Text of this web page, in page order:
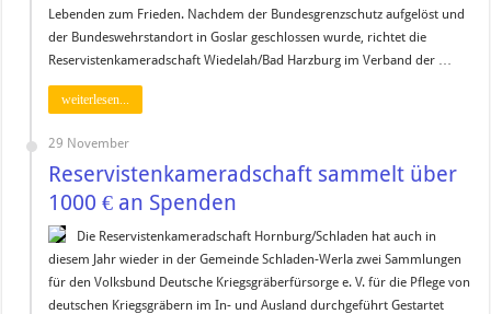
Lebenden zum Frieden. Nachdem der Bundesgrenzschutz aufgelöst und
der Bundeswehrstandort in Goslar geschlossen wurde, richtet die
Reservistenkameradschaft Wiedelah/Bad Harzburg im Verband der …
weiterlesen...
29 November
Reservistenkameradschaft sammelt über
1000 € an Spenden
Die Reservistenkameradschaft Hornburg/Schladen hat auch in
diesem Jahr wieder in der Gemeinde Schladen-Werla zwei Sammlungen
für den Volksbund Deutsche Kriegsgräberfürsorge e. V. für die Pflege von
deutschen Kriegsgräbern im In- und Ausland durchgeführt Gestartet